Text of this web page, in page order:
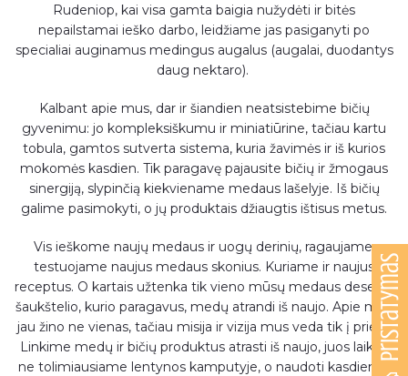
Pristatymas
Rudeniop, kai visa gamta baigia nužydėti ir bitės
nepailstamai ieško darbo, leidžiame jas pasiganyti po
specialiai auginamus medingus augalus (augalai, duodantys
daug nektaro).
Kalbant apie mus, dar ir šiandien neatsistebime bičių
gyvenimu: jo kompleksiškumu ir miniatiūrine, tačiau kartu
tobula, gamtos sutverta sistema, kuria žavimės ir iš kurios
mokomės kasdien. Tik paragavę pajausite bičių ir žmogaus
sinergiją, slypinčią kiekviename medaus lašelyje. Iš bičių
galime pasimokyti, o jų produktais džiaugtis ištisus metus.
Vis ieškome naujų medaus ir uogų derinių, ragaujame,
testuojame naujus medaus skonius. Kuriame ir naujus
receptus. O kartais užtenka tik vieno mūsų medaus deserto
šaukštelio, kurio paragavus, medų atrandi iš naujo. Apie mus
jau žino ne vienas, tačiau misija ir vizija mus veda tik į priekį.
Linkime medų ir bičių produktus atrasti iš naujo, juos laikyti
ne tolimiausiame lentynos kamputyje, o naudoti kasdien, ir